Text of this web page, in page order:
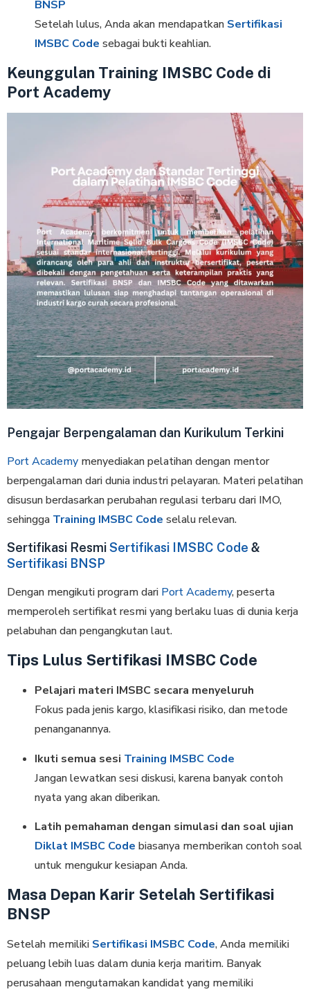
BNSP
Setelah lulus, Anda akan mendapatkan Sertifikasi
IMSBC Code sebagai bukti keahlian.
Keunggulan Training IMSBC Code di
Port Academy
Pengajar Berpengalaman dan Kurikulum Terkini
Port Academy menyediakan pelatihan dengan mentor
berpengalaman dari dunia industri pelayaran. Materi pelatihan
disusun berdasarkan perubahan regulasi terbaru dari IMO,
sehingga Training IMSBC Code selalu relevan.
Sertifikasi ResmiSertifikasi IMSBC Code &
Sertifikasi BNSP
Dengan mengikuti program dari Port Academy, peserta
memperoleh sertifikat resmi yang berlaku luas di dunia kerja
pelabuhan dan pengangkutan laut.
Tips Lulus Sertifikasi IMSBC Code
Pelajari materi IMSBC secara menyeluruh
Fokus pada jenis kargo, klasifikasi risiko, dan metode
penanganannya.
Ikuti semua sesi Training IMSBC Code
Jangan lewatkan sesi diskusi, karena banyak contoh
nyata yang akan diberikan.
Latih pemahaman dengan simulasi dan soal ujian
Diklat IMSBC Code biasanya memberikan contoh soal
untuk mengukur kesiapan Anda.
Masa Depan Karir Setelah Sertifikasi
BNSP
Setelah memiliki Sertifikasi IMSBC Code, Anda memiliki
peluang lebih luas dalam dunia kerja maritim. Banyak
perusahaan mengutamakan kandidat yang memiliki